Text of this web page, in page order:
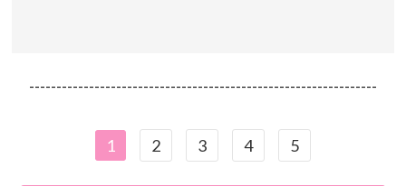
----------------------------------------------------------------
1 2 3 4 5